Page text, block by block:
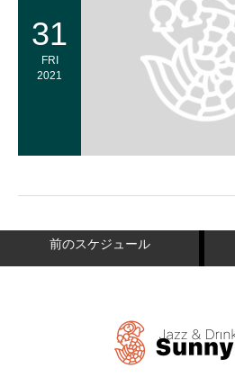
31
FRI
2021
前のスケジュール